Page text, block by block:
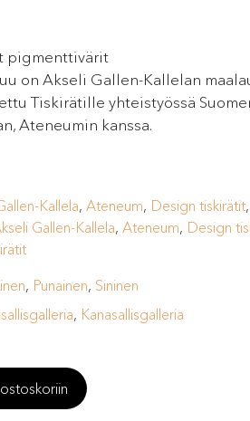
pigmenttivärit
on Akseli Gallen-Kallelan
Tiskirätille yhteistyössä
Ateneumin kanssa.
Kallela, Ateneum, Design tiskirätit,
Gallen-Kallela, Ateneum, Design
, Punainen, Sininen
, Kanasallisgalleria